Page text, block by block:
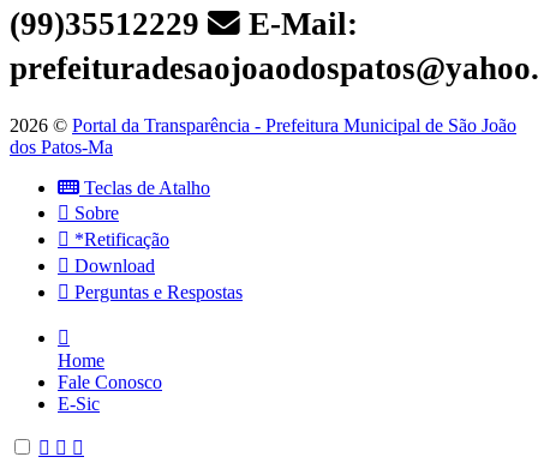
(99)35512229
E-Mail:
2026 © Portal da Transparência - Prefeitura Municipal de São João
dos Patos-Ma
Teclas de Atalho
Sobre
*Retificação
Download
Perguntas e Respostas
Home
Fale Conosco
E-Sic